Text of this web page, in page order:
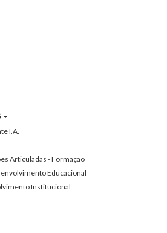
I.A.
Articuladas - Formação
Educacional
Institucional